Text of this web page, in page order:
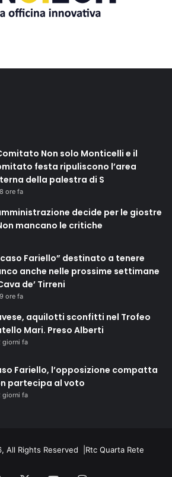
Non solo Monticelli e il
festa ripuliscono l’area
della palestra di S
ore fa
decide per le giostre
mancano le critiche
Fariello” destinato a tenere
anche nelle prossime settimane
de’ Tirreni
ore fa
aquilotti sconfitti nel Trofeo
Mari. Preso Alberti
giorni fa
Fariello, l’opposizione compatta
partecipa al voto
giorni fa
All Rights Reserved | Rtc Quarta Rete